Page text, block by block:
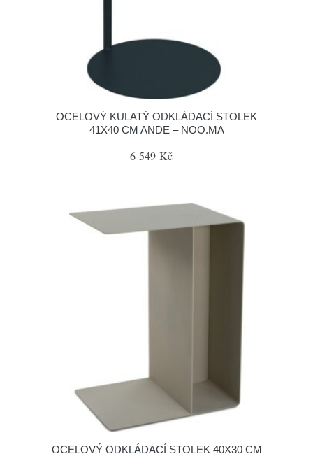
OCELOVÝ KULATÝ ODKLÁDACÍ STOLEK
41X40 CM ANDE – NOO.MA
6 549 Kč
OCELOVÝ ODKLÁDACÍ STOLEK 40X30 CM